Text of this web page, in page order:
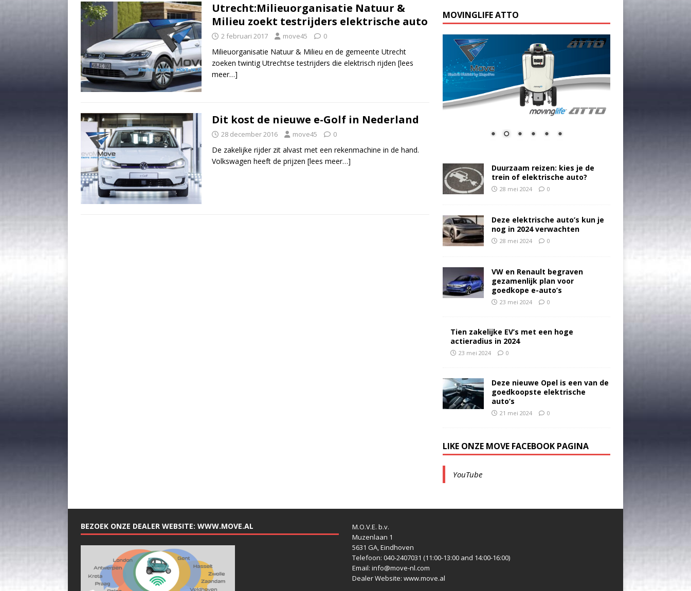
Utrecht:Milieuorganisatie Natuur &
Milieu zoekt testrijders elektrische auto
2 februari 2017 move45 0
Milieuorganisatie Natuur & Milieu en de gemeente Utrecht
zoeken twintig Utrechtse testrijders die elektrisch rijden [lees
meer…]
Dit kost de nieuwe e-Golf in Nederland
28 december 2016 move45 0
De zakelijke rijder zit alvast met een rekenmachine in de hand.
Volkswagen heeft de prijzen [lees meer…]
MOVINGLIFE ATTO
Duurzaam reizen: kies je de
trein of elektrische auto?
28 mei 2024 0
Deze elektrische auto’s kun je
nog in 2024 verwachten
28 mei 2024 0
VW en Renault begraven
gezamenlijk plan voor
goedkope e-auto’s
23 mei 2024 0
Tien zakelijke EV’s met een hoge
actieradius in 2024
23 mei 2024 0
Deze nieuwe Opel is een van de
goedkoopste elektrische
auto’s
21 mei 2024 0
LIKE ONZE MOVE FACEBOOK PAGINA
YouTube
BEZOEK ONZE DEALER WEBSITE: WWW.MOVE.AL
M.O.V.E. b.v.
Muzenlaan 1
5631 GA, Eindhoven
Telefoon: 040-2407031 (11:00-13:00 and 14:00-16:00)
Email: info@move-nl.com
Dealer Website: www.move.al